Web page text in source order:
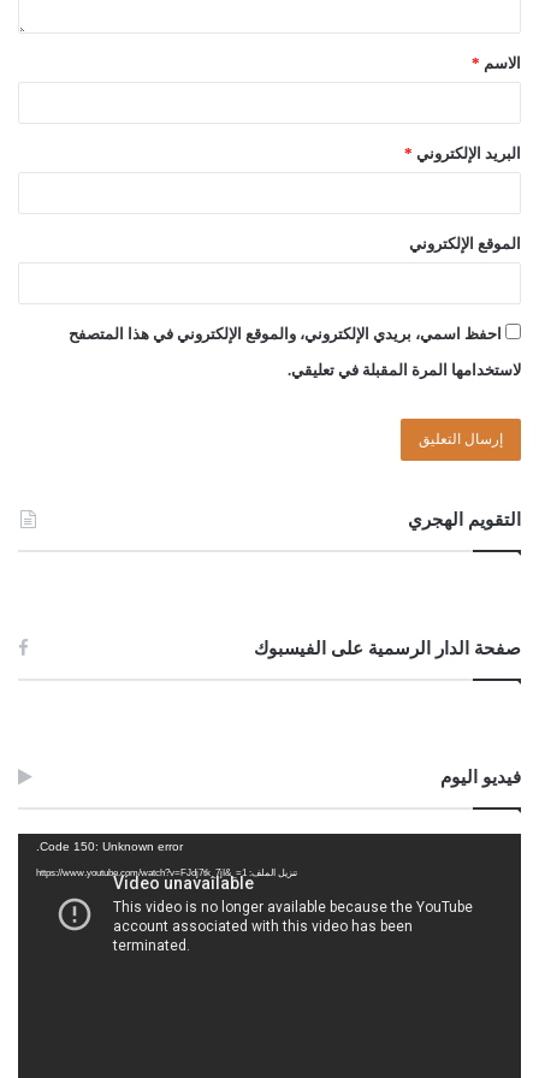
لجنة الفتوى بدار الإفتاء:
عبد الدائم بن سليم الشوماني
26//ذي القعدة//1445هـ
الحنوط الكافور
الاسم *
البريد الإلكتروني *
الموقع الإلكتروني
احفظ اسمي، بريدي الإلكتروني، والموقع الإلكتروني في هذا المتصفح
لاستخدامها المرة المقبلة في تعليقي.
التقويم الهجري
صفحة الدار الرسمية على الفيسبوك
فيديو اليوم
Code 150: Unknown error.
تنزيل الملف: https://www.youtube.com/watch?v=FJdj7tk_7jI&_=1